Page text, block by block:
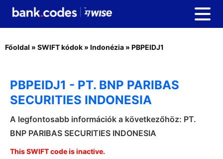
Főoldal » SWIFT kódok » Indonézia » PBPEIDJ1
PBPEIDJ1 - PT. BNP PARIBAS
SECURITIES INDONESIA
A legfontosabb információk a következőhöz: PT.
BNP PARIBAS SECURITIES INDONESIA
This SWIFT code is inactive.